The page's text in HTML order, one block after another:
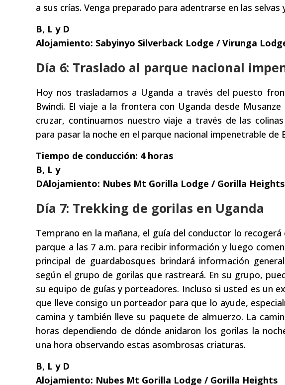
a sus crías. Venga preparado para adentrarse en las selvas
B, L y D
Alojamiento: Sabyinyo Silverback Lodge / Virunga
Día 6: Traslado al parque nacional
Hoy nos trasladamos a Uganda a través del puesto
Bwindi. El viaje a la frontera con Uganda desde
cruzar, continuamos nuestro viaje a través de las
para pasar la noche en el parque nacional impenetrable de
Tiempo de conducción: 4 horas
B, L y
DAlojamiento: Nubes Mt Gorilla Lodge / Gorilla Heights
Día 7: Trekking de gorilas en Uganda
Temprano en la mañana, el guía del conductor lo
parque a las 7 a.m. para recibir información y luego
principal de guardabosques brindará información
según el grupo de gorilas que rastreará. En su grupo,
su equipo de guías y porteadores. Incluso si usted es un
que lleve consigo un porteador para que lo ayude,
camina y también lleve su paquete de almuerzo. La
horas dependiendo de dónde anidaron los gorilas la
una hora observando estas asombrosas criaturas.
B, L y D
Alojamiento: Nubes Mt Gorilla Lodge / Gorilla Heights